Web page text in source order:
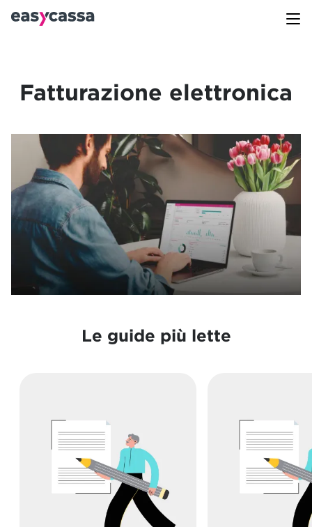
Fatturazione elettronica
Le guide più lette